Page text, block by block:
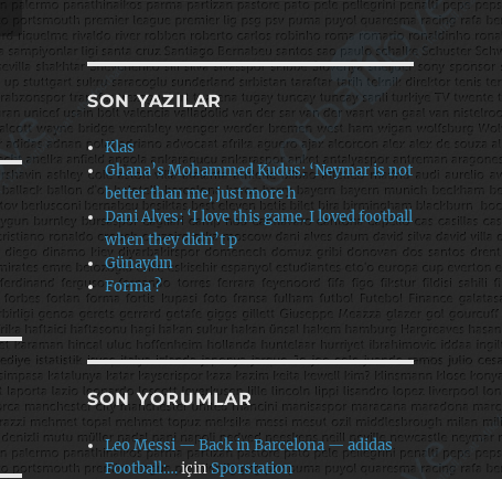
SON YAZILAR
Klas
Ghana’s Mohammed Kudus: ‘Neymar is not
better than me, just more h
Dani Alves: ‘I love this game. I loved football
when they didn’t p
Günaydın
Forma ?
SON YORUMLAR
Leo Messi — Back in Barcelona — adidas
Football:…içinSporstation